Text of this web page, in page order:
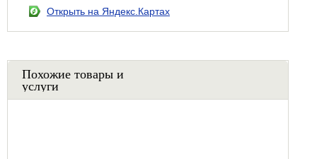
Открыть на Яндекс.Картах
Похожие товары и
услуги